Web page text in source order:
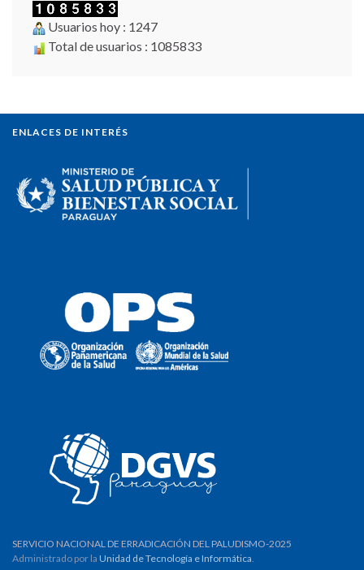
Usuarios hoy : 1247
Total de usuarios : 1085833
ENLACES DE INTERÉS
SERVICIO NACIONAL DE ERRADICACIÓN DEL PALUDISMO-2025
Administrado por la Unidad de Tecnología e Informática